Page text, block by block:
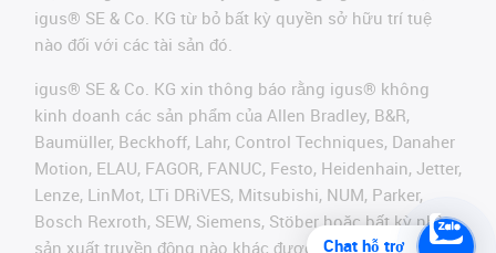
igus® SE & Co. KG từ bỏ bất kỳ quyền sở hữu trí tuệ
nào đối với các tài sản đó.
igus® SE & Co. KG xin thông báo rằng igus® không
kinh doanh các sản phẩm của Allen Bradley, B&R,
Baumüller, Beckhoff, Lahr, Control Techniques, Danaher
Motion, ELAU, FAGOR, FANUC, Festo, Heidenhain, Jetter,
Lenze, LinMot, LTi DRiVES, Mitsubishi, NUM, Parker,
Bosch Rexroth, SEW, Siemens, Stöber hoặc bất kỳ nhà
sản xuất truyền động nào khác được đề cập trên
Chat hỗ trợ